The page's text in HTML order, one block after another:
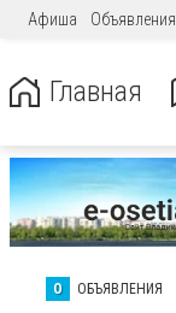
Афиша Объявления
Главная
О ОБЪЯВЛЕНИЯ